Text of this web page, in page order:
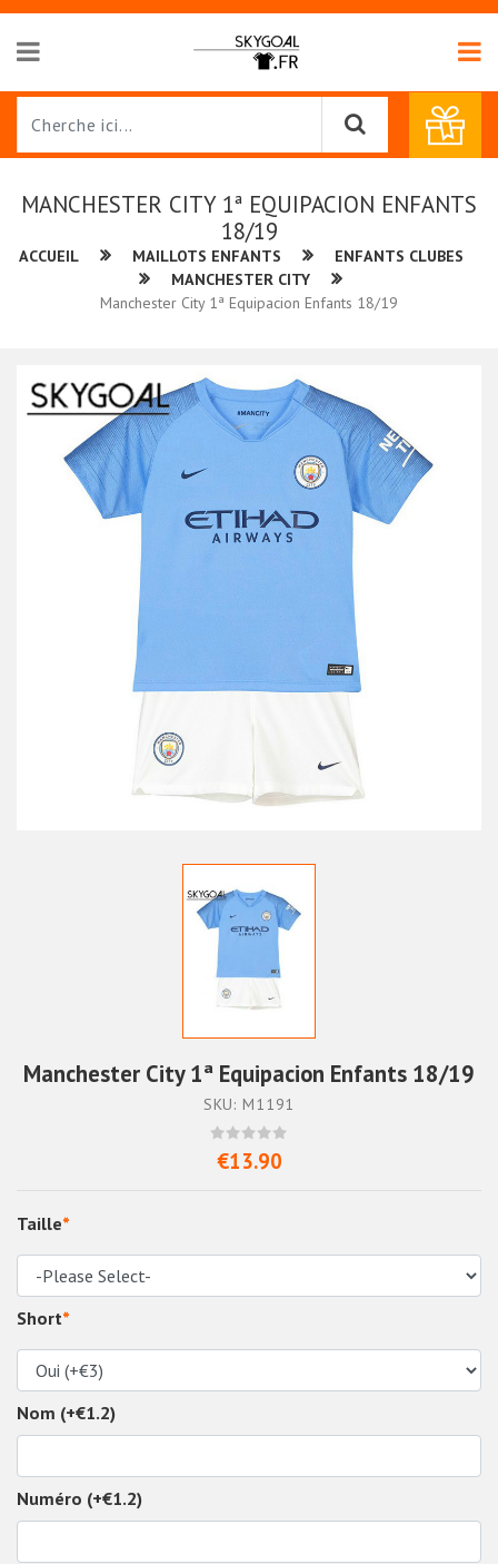
MANCHESTER CITY 1ª EQUIPACION ENFANTS
18/19
ACCUEIL MAILLOTS ENFANTS
ENFANTS CLUBES
MANCHESTER CITY
Manchester City 1ª Equipacion Enfants 18/19
Manchester City 1ª Equipacion Enfants 18/19
SKU: M1191
€13.90
Taille*
Short*
Nom (+€1.2)
Numéro (+€1.2)